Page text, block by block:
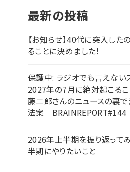
最新の投稿
【お知らせ】40代に突入
ることに決めました！
保護中: ラジオでも言えない
2027年の7月に絶対起こるこ
藤二郎さんのニュースの裏
法案｜BRAINREPORT#144
2026年上半期を振り返って
半期にやりたいこと